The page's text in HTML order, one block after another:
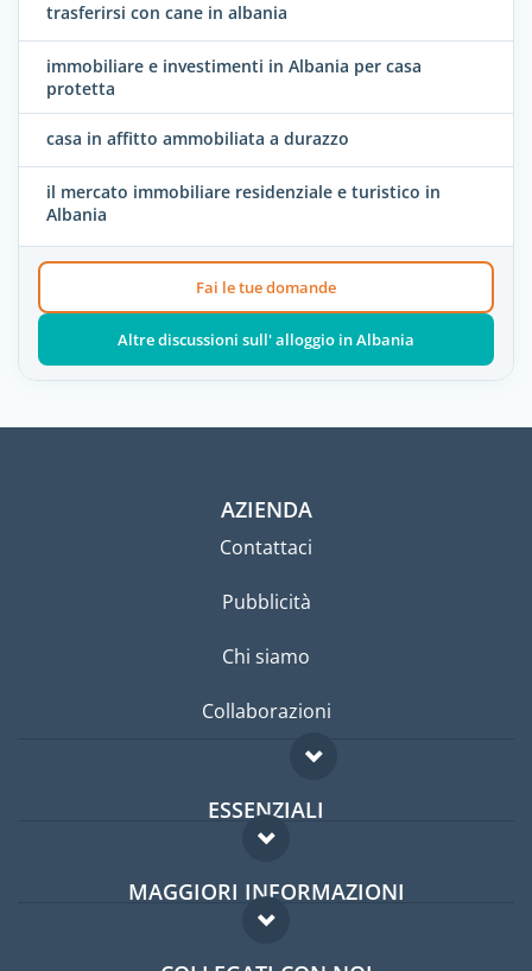
trasferirsi con cane in albania
immobiliare e investimenti in Albania per casa
protetta
casa in affitto ammobiliata a durazzo
il mercato immobiliare residenziale e turistico in
Albania
Fai le tue domande
Altre discussioni sull' alloggio in Albania
AZIENDA
Contattaci
Pubblicità
Chi siamo
Collaborazioni
ESSENZIALI
Forum per expat
Guida per expat
MAGGIORI INFORMAZIONI
Domande frequenti